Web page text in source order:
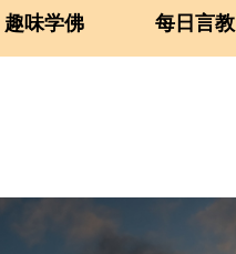
趣味学佛 每日言教